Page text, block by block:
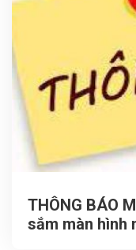
THÔNG BÁO
sắm màn hình